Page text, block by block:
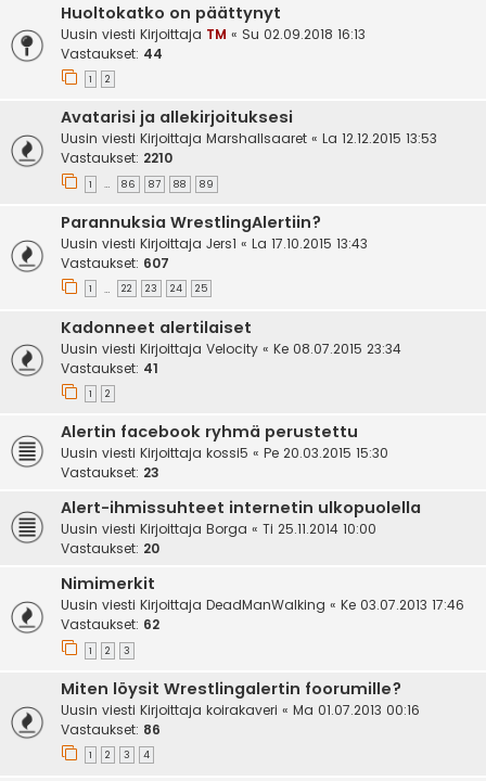
Huoltokatko on päättynyt
Uusin viesti Kirjoittaja TM « Su 02.09.2018 16:13
Vastaukset: 44
1 2
Avatarisi ja allekirjoituksesi
Uusin viesti Kirjoittaja Marshallsaaret « La 12.12.2015 13:53
Vastaukset: 2210
1 … 86 87 88 89
Parannuksia WrestlingAlertiin?
Uusin viesti Kirjoittaja Jers1 « La 17.10.2015 13:43
Vastaukset: 607
1 … 22 23 24 25
Kadonneet alertilaiset
Uusin viesti Kirjoittaja Velocity « Ke 08.07.2015 23:34
Vastaukset: 41
1 2
Alertin facebook ryhmä perustettu
Uusin viesti Kirjoittaja kossi5 « Pe 20.03.2015 15:30
Vastaukset: 23
Alert-ihmissuhteet internetin ulkopuolella
Uusin viesti Kirjoittaja Borga « Ti 25.11.2014 10:00
Vastaukset: 20
Nimimerkit
Uusin viesti Kirjoittaja DeadManWalking « Ke 03.07.2013 17:46
Vastaukset: 62
1 2 3
Miten löysit Wrestlingalertin foorumille?
Uusin viesti Kirjoittaja koirakaveri « Ma 01.07.2013 00:16
Vastaukset: 86
1 2 3 4